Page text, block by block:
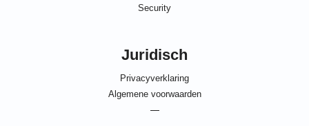
Security
Juridisch
Privacyverklaring
Algemene voorwaarden
—